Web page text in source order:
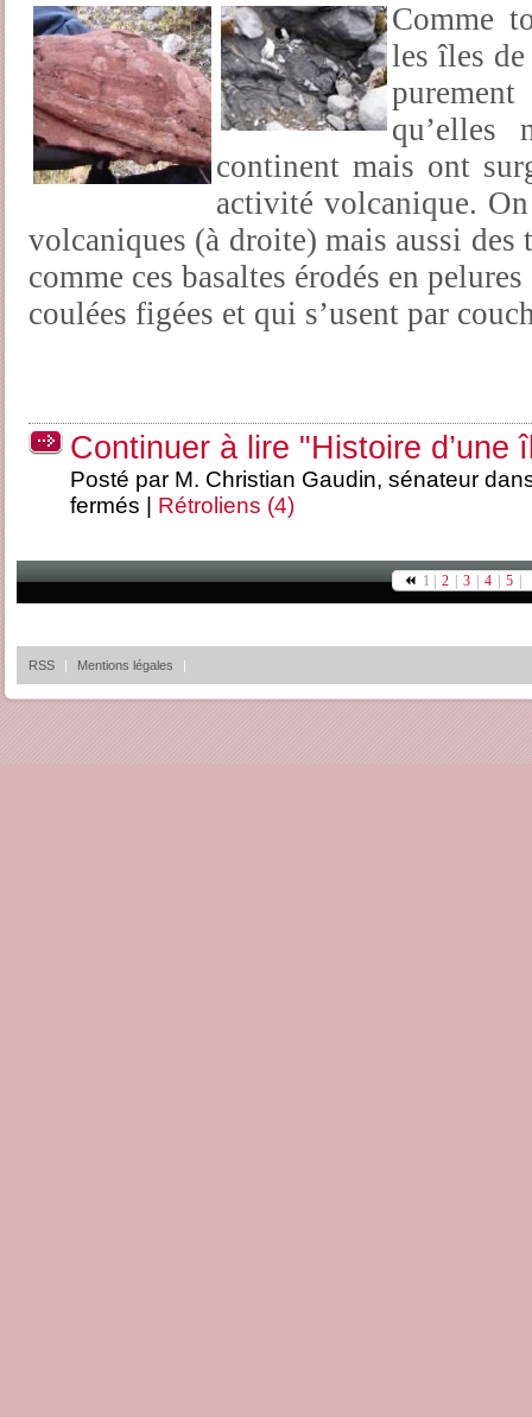
Comme
les îles
qu’elles
continent mais ont
activité volcanique.
volcaniques (à droite) mais aussi des
comme ces basaltes érodés en
coulées figées et qui s’usent par
Continuer à lire "Histoire d’une
Posté par M. Christian Gaudin, sénateur
fermés
Rétroliens (4)
1 | 2 3 4 5
RSS | Mentions légales |